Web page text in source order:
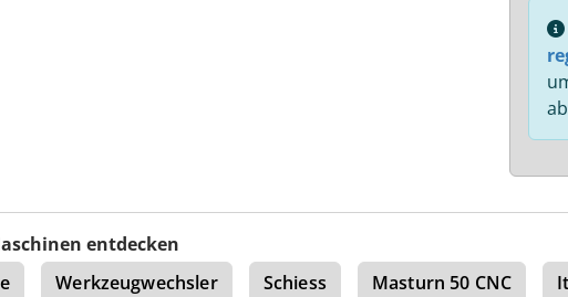
entdecken
Werkzeugwechsler Schiess Masturn 50 CNC